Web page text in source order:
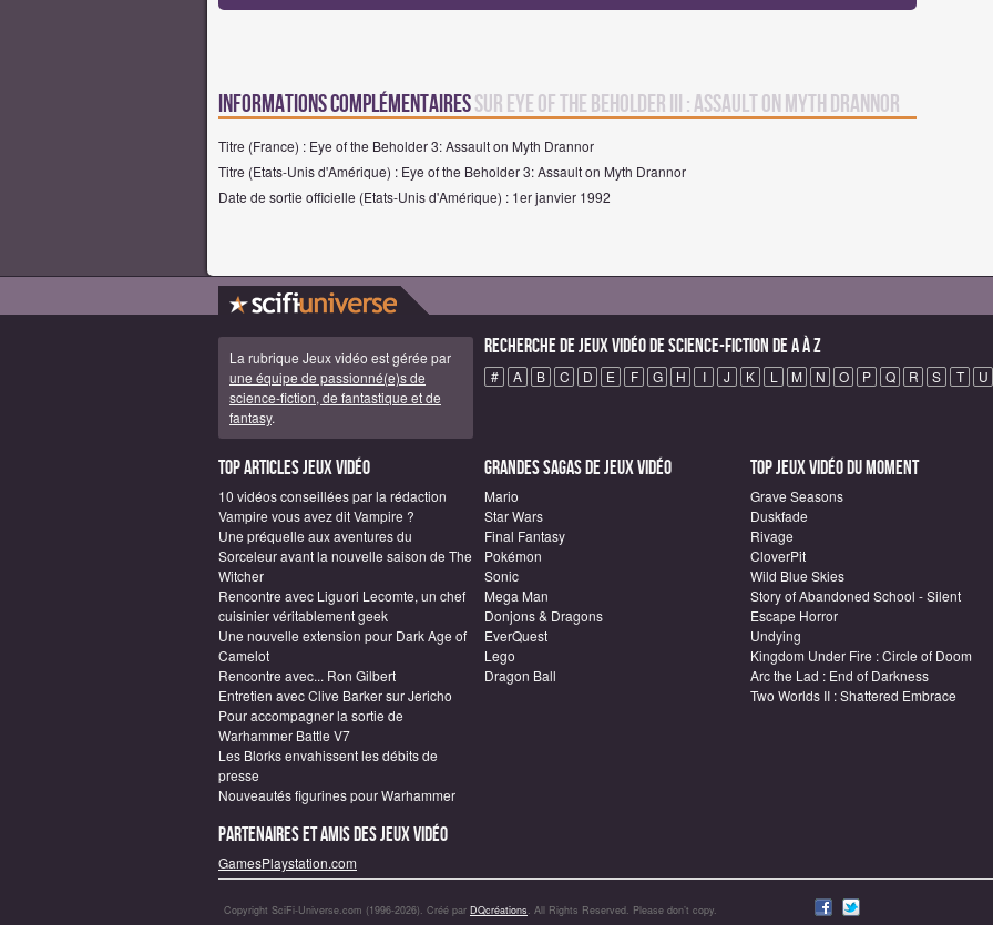
Informations complémentairessur Eye of the Beholder III : Assault on Myth Drannor
Titre (France) : Eye of the Beholder 3: Assault on Myth Drannor
Titre (Etats-Unis d'Amérique) : Eye of the Beholder 3: Assault on Myth Drannor
Date de sortie officielle (Etats-Unis d'Amérique) : 1er janvier 1992
La rubrique Jeux vidéo est gérée par
une équipe de passionné(e)s de
science-fiction, de fantastique et de
fantasy.
Recherche de Jeux vidéo de science-fiction de A à Z
# A B C D E F G H I J K L M N O P Q R S T U
Top articles Jeux vidéo
10 vidéos conseillées par la rédaction
Vampire vous avez dit Vampire ?
Une préquelle aux aventures du
Sorceleur avant la nouvelle saison de The
Witcher
Rencontre avec Liguori Lecomte, un chef
cuisinier véritablement geek
Une nouvelle extension pour Dark Age of
Camelot
Rencontre avec... Ron Gilbert
Entretien avec Clive Barker sur Jericho
Pour accompagner la sortie de
Warhammer Battle V7
Les Blorks envahissent les débits de
presse
Nouveautés figurines pour Warhammer
Grandes sagas de Jeux vidéo
Mario
Star Wars
Final Fantasy
Pokémon
Sonic
Mega Man
Donjons & Dragons
EverQuest
Lego
Dragon Ball
Top Jeux vidéo du moment
Grave Seasons
Duskfade
Rivage
CloverPit
Wild Blue Skies
Story of Abandoned School - Silent
Escape Horror
Undying
Kingdom Under Fire : Circle of Doom
Arc the Lad : End of Darkness
Two Worlds II : Shattered Embrace
Partenaires et amis des jeux vidéo
GamesPlaystation.com
Copyright SciFi-Universe.com (1996-2026). Créé par DQcréations. All Rights Reserved. Please don’t copy.